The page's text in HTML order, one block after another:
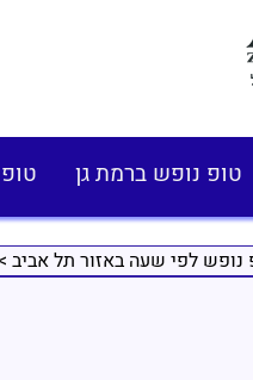
טופ נופש ברמת גן
נופש לפי שעה באזור תל אביב